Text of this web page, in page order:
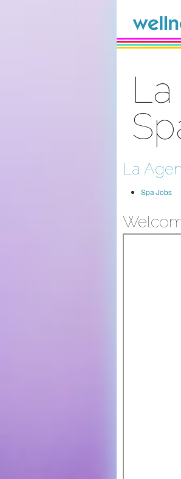
La
Spa Jobs